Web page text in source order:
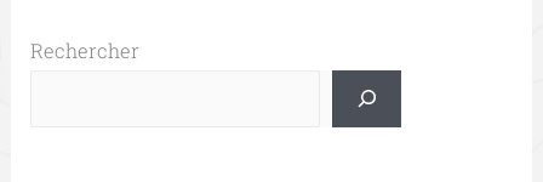
Rechercher